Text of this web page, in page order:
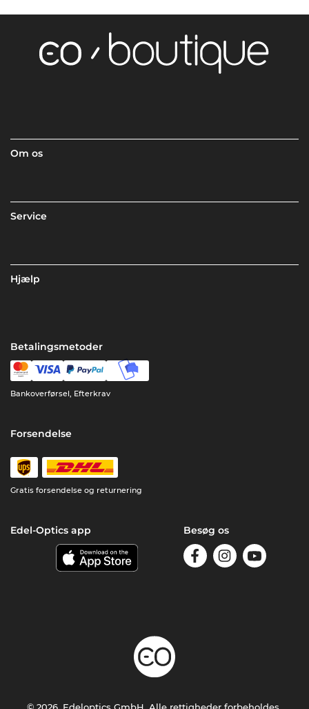
Om os
Service
Hjælp
Betalingsmetoder
Bankoverførsel, Efterkrav
Forsendelse
Gratis forsendelse og returnering
Edel-Optics app Besøg os